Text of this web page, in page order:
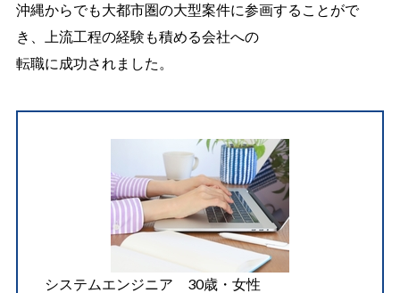
沖縄からでも大都市圏の大型案件に参画することがで
き、上流工程の経験も積める会社への
転職に成功されました。
システムエンジニア 30歳・女性